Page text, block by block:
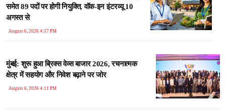
समेत 89 पदों पर होगी नियुक्ति, वॉक-इन इंटरव्यू 10
अगस्त से
August 6, 2026 4:57 PM
मुंबई: शुरू हुआ ब्रिक्स वेव्स बाजार 2026, रचनात्मक
क्षेत्र में सहयोग और निवेश बढ़ाने पर जोर
August 6, 2026 4:11 PM